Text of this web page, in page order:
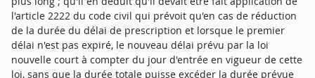
l'article 2222 du code civil qui prévoit qu'en cas de réduction
de la durée du délai de prescription et lorsque le premier
délai n'est pas expiré, le nouveau délai prévu par la loi
nouvelle court à compter du jour d'entrée en vigueur de cette
loi, sans que la durée totale puisse excéder la durée prévue